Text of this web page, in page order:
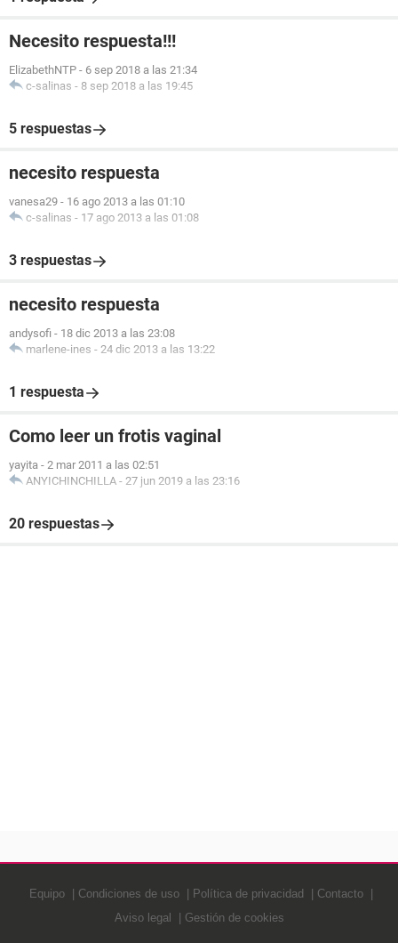
Necesito respuesta!!!
ElizabethNTP - 6 sep 2018 a las 21:34
c-salinas - 8 sep 2018 a las 19:45
5 respuestas
necesito respuesta
vanesa29 - 16 ago 2013 a las 01:10
c-salinas - 17 ago 2013 a las 01:08
3 respuestas
necesito respuesta
andysofi - 18 dic 2013 a las 23:08
marlene-ines - 24 dic 2013 a las 13:22
1 respuesta
Como leer un frotis vaginal
yayita - 2 mar 2011 a las 02:51
ANYICHINCHILLA - 27 jun 2019 a las 23:16
20 respuestas
Equipo Condiciones de uso Política de privacidad
Contacto
Aviso legal
Gestión de cookies